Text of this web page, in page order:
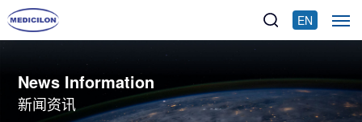
EN
News Information
新闻资讯